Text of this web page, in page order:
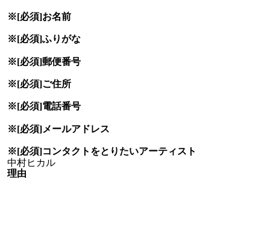
※[必須]お名前
※[必須]ふりがな
※[必須]郵便番号
※[必須]ご住所
※[必須]電話番号
※[必須]メールアドレス
※[必須]コンタクトをとりたいアーティスト
理由